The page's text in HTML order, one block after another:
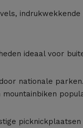
ideaal voor
nationale